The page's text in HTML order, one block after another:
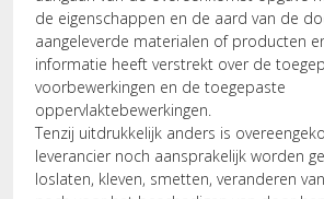
de eigenschappen en de aard van de
aangeleverde materialen of producten
informatie heeft verstrekt over de
voorbewerkingen en de toegepaste
oppervlaktebewerkingen.
Tenzij uitdrukkelijk anders is
leverancier noch aansprakelijk worden
loslaten, kleven, smetten, veranderen